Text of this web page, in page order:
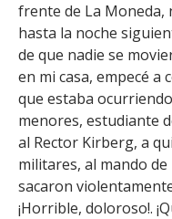
frente de La Moneda,
hasta la noche
de que nadie se
en mi casa, empecé a
que estaba
menores, estudiante
al Rector Kirberg, a
militares, al mando
sacaron
¡Horrible, doloroso!.